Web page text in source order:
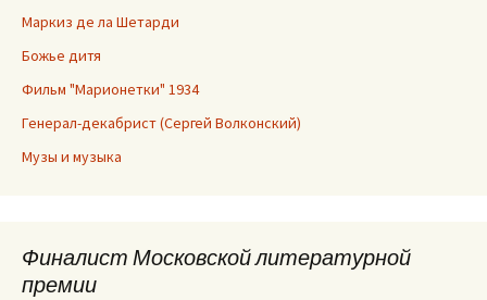
Маркиз де ла Шетарди
Божье дитя
Фильм "Марионетки" 1934
Генерал-декабрист (Сергей Волконский)
Музы и музыка
Финалист Московской литературной
премии